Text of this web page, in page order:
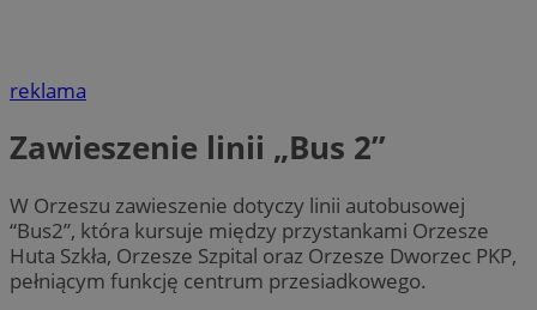
reklama
Zawieszenie linii „Bus 2”
W Orzeszu zawieszenie dotyczy linii autobusowej
“Bus2”, która kursuje między przystankami Orzesze
Huta Szkła, Orzesze Szpital oraz Orzesze Dworzec PKP,
pełniącym funkcję centrum przesiadkowego.